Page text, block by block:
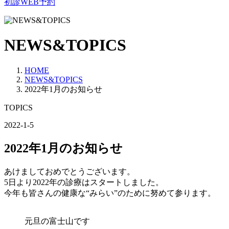
NEWS&TOPICS
HOME
NEWS&TOPICS
2022年1月のお知らせ
TOPICS
2022-1-5
2022年1月のお知らせ
あけましておめでとうございます。
5日より2022年の診療はスタートしました。
今年も皆さんの健康な“みらい”のために努めて参ります。
元旦の富士山です